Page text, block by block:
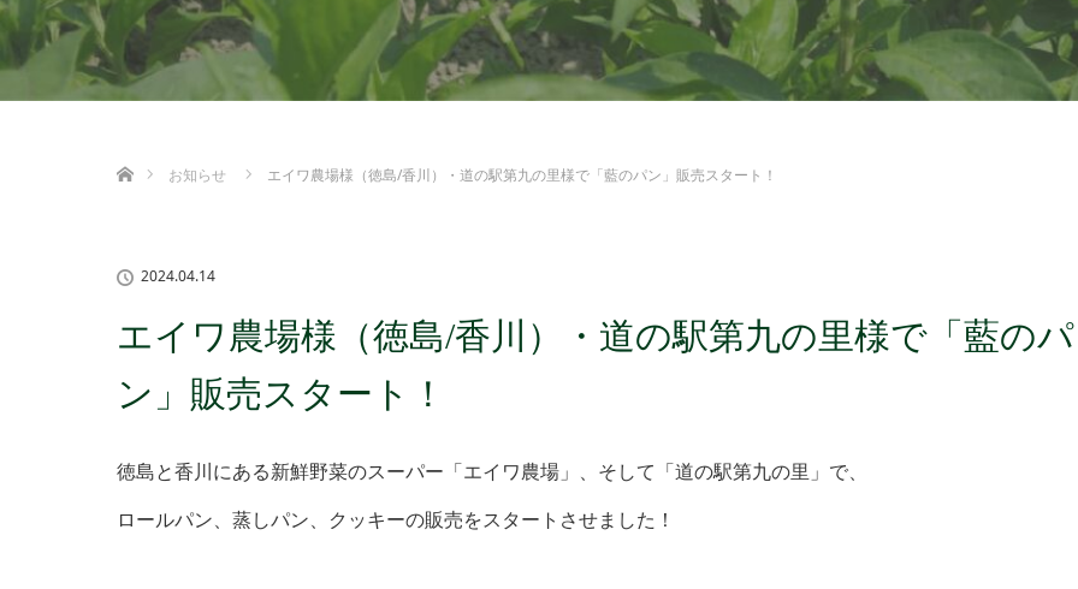
お知らせ
エイワ農場様（徳島/香川）・道の駅第九の里様で「藍のパン」販売スタート！
2024.04.14
エイワ農場様（徳島/香川）・道の駅第九の里様で「藍のパ
ン」販売スタート！
徳島と香川にある新鮮野菜のスーパー「エイワ農場」、そして「道の駅第九の里」で、
ロールパン、蒸しパン、クッキーの販売をスタートさせました！